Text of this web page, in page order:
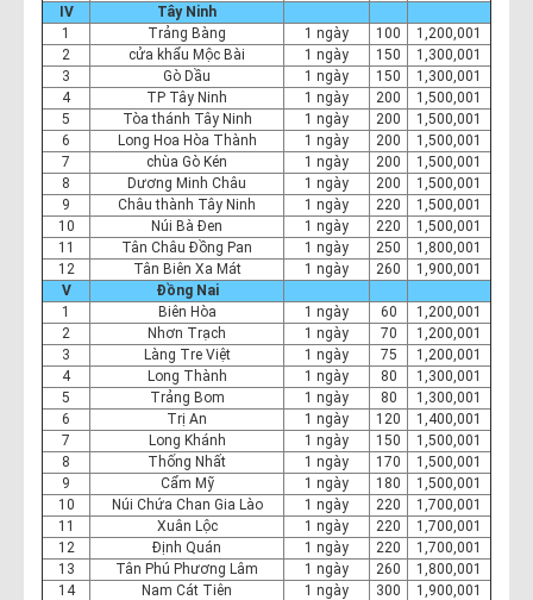
IV
Tây Ninh
1
Trảng Bàng 1 ngày 100
1,200,001
2
cửa khẩu Mộc Bài 1 ngày 150
1,300,001
3
Gò Dầu 1 ngày 150
1,300,001
4
TP Tây Ninh 1 ngày 200
1,500,001
5
Tòa thánh Tây Ninh 1 ngày 200
1,500,001
6
Long Hoa Hòa Thành 1 ngày 200
1,500,001
7
chùa Gò Kén 1 ngày 200
1,500,001
8
Dương Minh Châu 1 ngày 200
1,500,001
9
Châu thành Tây Ninh 1 ngày 220
1,500,001
10
Núi Bà Đen 1 ngày 220
1,500,001
11
Tân Châu Đồng Pan 1 ngày 250
1,800,001
12
Tân Biên Xa Mát 1 ngày 260
1,900,001
V
Đồng Nai
1
Biên Hòa 1 ngày 60
1,200,001
2
Nhơn Trạch 1 ngày 70
1,200,001
3
Làng Tre Việt 1 ngày 75
1,200,001
4
Long Thành 1 ngày 80
1,300,001
5
Trảng Bom 1 ngày 80
1,300,001
6
Trị An 1 ngày 120
1,400,001
7
Long Khánh 1 ngày 150
1,500,001
8
Thống Nhất 1 ngày 170
1,500,001
9
Cẩm Mỹ 1 ngày 180
1,500,001
10
Núi Chứa Chan Gia Lào 1 ngày 220
1,700,001
11
Xuân Lộc 1 ngày 220
1,700,001
12
Định Quán 1 ngày 220
1,700,001
13
Tân Phú Phương Lâm 1 ngày 260
1,800,001
14
Nam Cát Tiên 1 ngày 300
1,900,001